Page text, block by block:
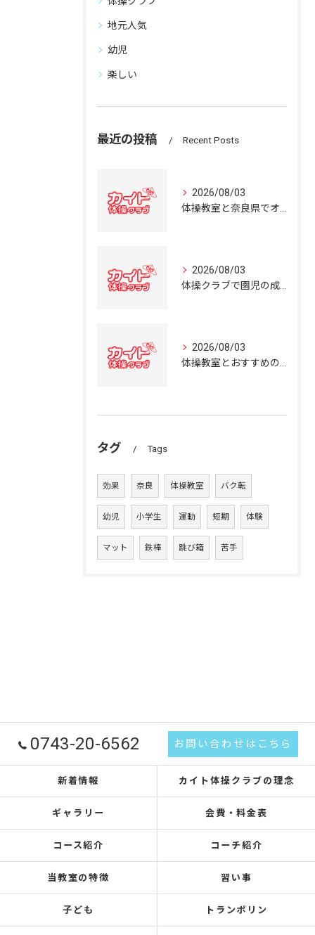
地元人気
幼児
楽しい
最近の投稿 Recent Posts
2026/08/03
2026/08/03
2026/08/03
タグ Tags
効果 奈良 体操教室 バク転
幼児 小学生 運動 短期 体験
マット 鉄棒 跳び箱 苦手
0743-20-6562 お問い合わせはこちら
新着情報 カイト体操クラブの理念
ギャラリー 会費・料金表
コース紹介 コーチ紹介
当教室の特徴 習い事
子ども トランポリン